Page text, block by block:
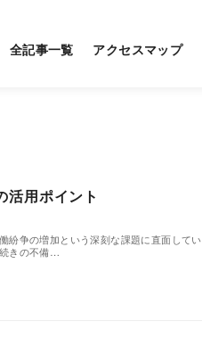
全記事一覧 アクセスマップ
活用ポイント
紛争の増加という深刻な課題に直面してい
きの不備…